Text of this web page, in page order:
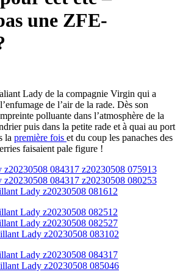
une ZFE-
Lady de la compagnie Virgin qui a
de l’air de la rade. Dès son
polluante dans l’atmosphère de la
puis dans la petite rade et à quai au port
la première fois et du coup les panaches des
faisaient pale figure !